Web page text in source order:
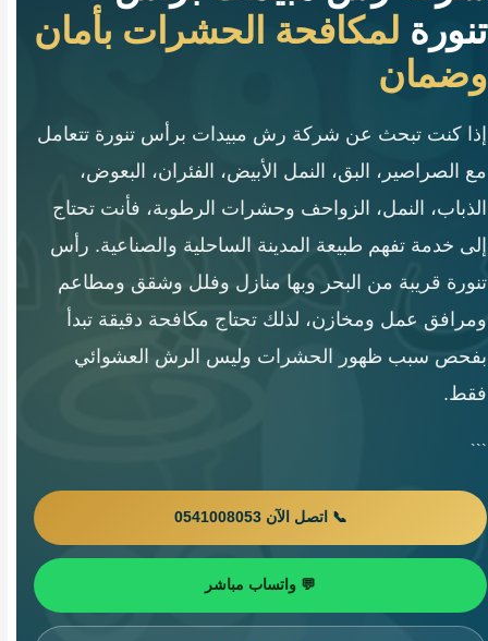
تنورة لمكافحة الحشرات بأمان
وضمان
إذا كنت تبحث عن شركة رش مبيدات برأس تنورة تتعامل
مع الصراصير، البق، النمل الأبيض، الفئران، البعوض،
الذباب، النمل، الزواحف وحشرات الرطوبة، فأنت تحتاج
إلى خدمة تفهم طبيعة المدينة الساحلية والصناعية. رأس
تنورة قريبة من البحر وبها منازل وفلل وشقق ومطاعم
ومرافق عمل ومخازن، لذلك تحتاج مكافحة دقيقة تبدأ
بفحص سبب ظهور الحشرات وليس الرش العشوائي
فقط.
```
📞 اتصل الآن 0541008053
💬 واتساب مباشر